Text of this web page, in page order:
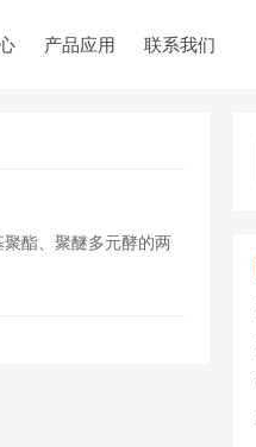
产品应用 联系我们
酯、聚醚多元酵的两